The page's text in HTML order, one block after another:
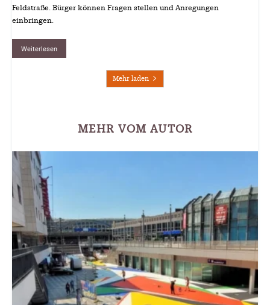
Feldstraße. Bürger können Fragen stellen und Anregungen
einbringen.
Weiterlesen
Mehr laden
MEHR VOM AUTOR